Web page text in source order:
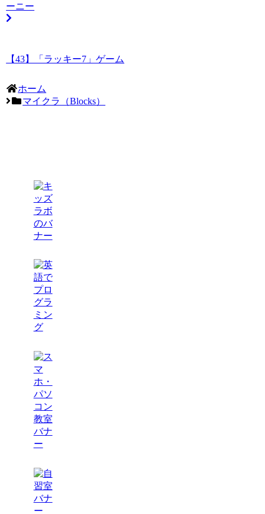
ーニー
【43】「ラッキー7」ゲーム
ホーム
マイクラ（Blocks）